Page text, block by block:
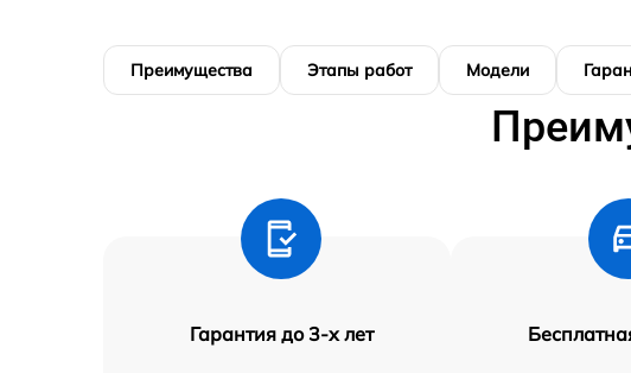
Преимущества Этапы работ Модели
Гарантия до 3-х лет